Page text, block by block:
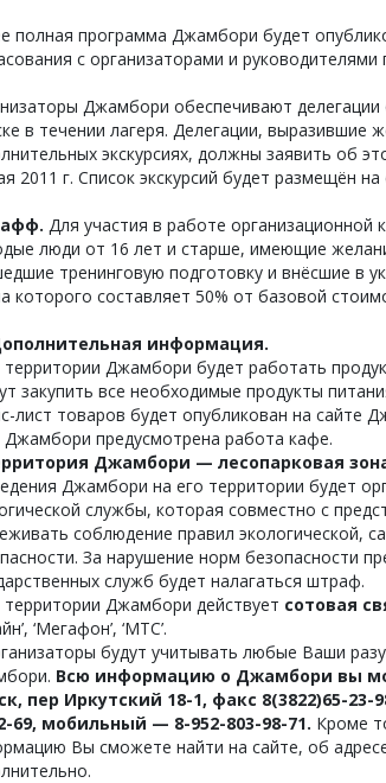
полная программа Джамбори будет
с организаторами и
Джамбори обеспечивают делегации
в течении лагеря. Делегации, выразившие
экскурсиях, должны заявить об
2011 г. Список экскурсий будет размещён
Для участия в работе организационной
люди от 16 лет и старше, имеющие
тренинговую подготовку и внёсшие в
которого составляет 50% от базовой
информация.
территории Джамбори будет работать
закупить все необходимые продукты
лист товаров будет опубликован на сайте
Джамбори предусмотрена работа кафе.
Джамбори — лесопарковая
Джамбори на его территории будет
службы, которая совместно с
соблюдение правил экологической,
За нарушение норм безопасности
служб будет налагаться штраф.
территории Джамбори действует сотовая
‘Мегафон’, ‘МТС’.
будут учитывать любые Ваши
Всю информацию о Джамбори вы
пер Иркутский 18-1, факс 8(3822)65-23-
69, мобильный — 8-952-803-98-71. Кроме
Вы сможете найти на сайте, об